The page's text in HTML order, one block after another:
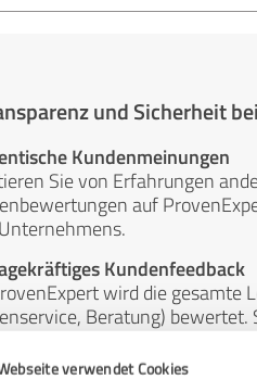
verwendet Cookies
und Sicherheit
Kundenmeinungen
Sie von Erfahrungen
auf
Kundenfeedback
wird die gesamte
Beratung)
Bewertungen